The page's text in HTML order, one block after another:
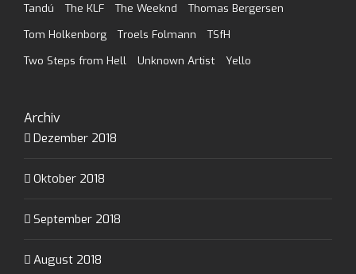
Tandú
The KLF The Weeknd
Thomas Bergersen
Tom Holkenborg
Troels Folmann
TSfH
Two Steps from Hell
Unknown Artist Yello
Archiv
Dezember 2018
Oktober 2018
September 2018
August 2018